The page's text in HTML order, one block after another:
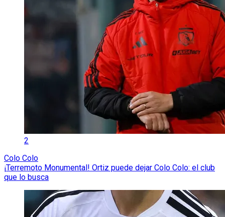
2
Colo Colo
¡Terremoto Monumental! Ortiz puede dejar Colo Colo: el club
que lo busca